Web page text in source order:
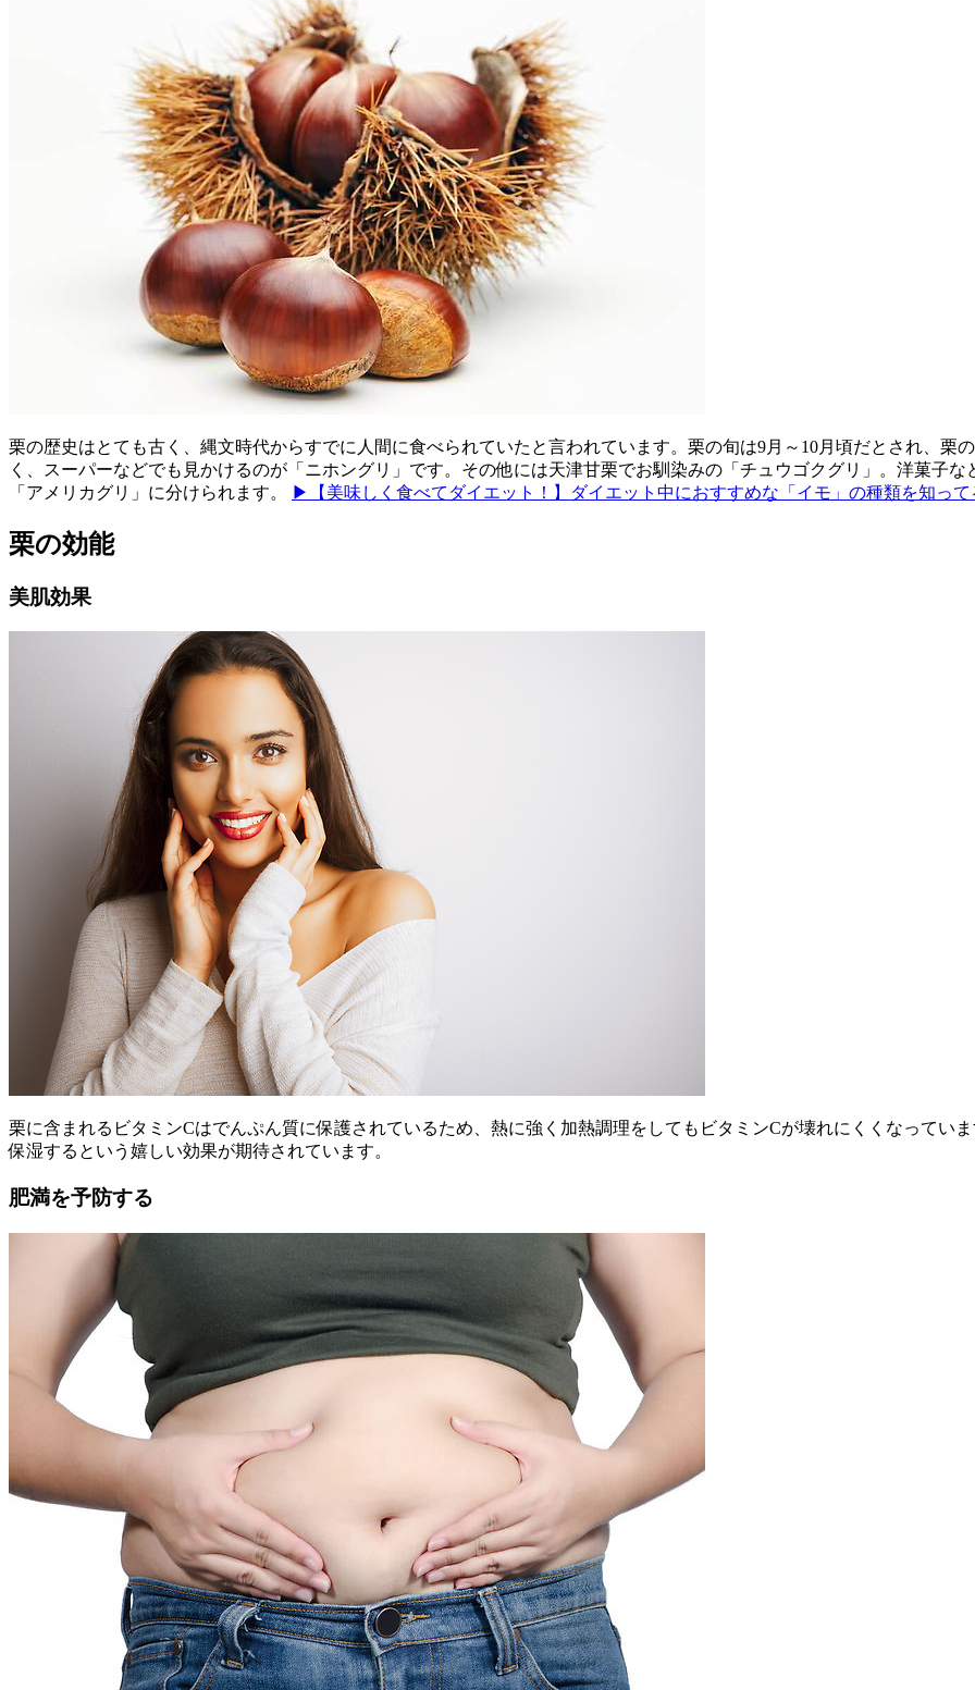
栗の歴史はとても古く、縄文時代からすでに人間に食べられていたと言われています。栗の旬は9月～10月頃だとされ、栗
く、スーパーなどでも見かけるのが「ニホングリ」です。その他には天津甘栗でお馴染みの「チュウゴクグリ」。洋菓子
「アメリカグリ」に分けられます。
▶【美味しく食べてダイエット！】ダイエット中におすすめな「イモ」の種類を知って
栗の効能
美肌効果
栗に含まれるビタミンCはでんぷん質に保護されているため、熱に強く加熱調理をしてもビタミンCが壊れにくくなってい
保湿するという嬉しい効果が期待されています。
肥満を予防する